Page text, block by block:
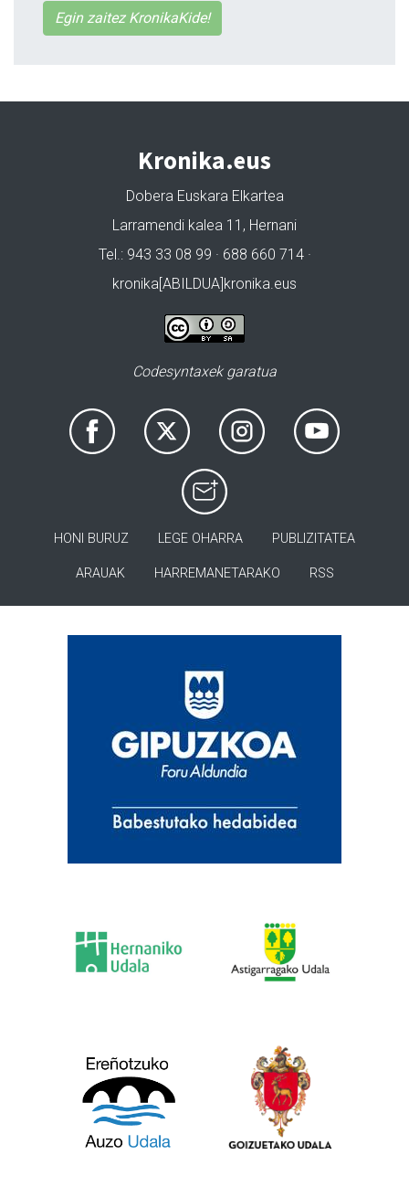
Egin zaitez KronikaKide!
Kronika.eus
Dobera Euskara Elkartea
Larramendi kalea 11, Hernani
Tel.: 943 33 08 99 · 688 660 714 ·
kronika[ABILDUA]kronika.eus
Codesyntaxek garatua
HONI BURUZ LEGE OHARRA PUBLIZITATEA
ARAUAK HARREMANETARAKO RSS